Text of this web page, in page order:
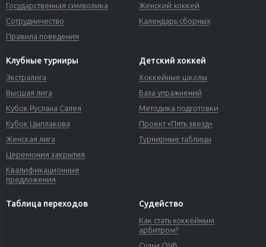
Государственная символика
Сотрудничество
Правила поведения
Женский хоккей
Календарь сборных
Клубные турниры
Экстралига
Высшая лига
Кубок Руслана Салея
Кубок Цыплакова
Женская лига
Церемония закрытия
Квалификационные
предложения
Детский хоккей
Хоккейные школы
База упражнений
Методика подготовки
Проект «Пять звезд»
Турнирные таблицы
Таблица переходов Судейство
Как стать хоккейным
арбитром?
Судьи ОЧБ